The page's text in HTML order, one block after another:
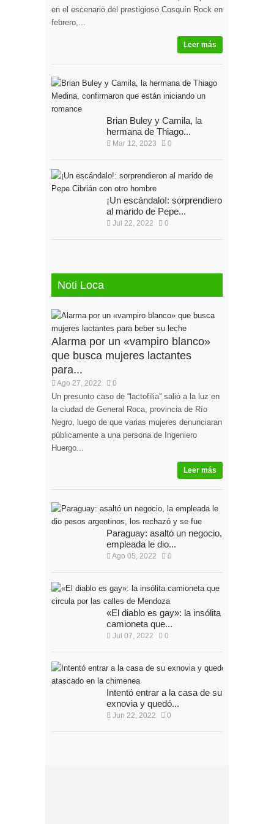
en el escenario del prestigioso Cosquín Rock en
febrero,...
Leer más
Brian Buley y Camila, la
hermana de Thiago...
Mar 12, 2023 0
¡Un escándalo!: sorprendieron
al marido de Pepe...
Jul 22, 2022 0
Noti Loca
Alarma por un «vampiro blanco»
que busca mujeres lactantes
para...
Ago 27, 2022 0
Un presunto caso de “lactofilia” salió a la luz en
la ciudad de General Roca, provincia de Río
Negro, luego de que varias mujeres denunciaran
públicamente a una persona de Ingeniero
Huergo...
Leer más
Paraguay: asaltó un negocio, la
empleada le dio...
Ago 05, 2022 0
«El diablo es gay»: la insólita
camioneta que...
Jul 07, 2022 0
Intentó entrar a la casa de su
exnovia y quedó...
Jun 22, 2022 0